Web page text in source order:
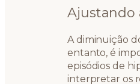
Ajustando
A diminuição
entanto, é
episódios de
interpretar os